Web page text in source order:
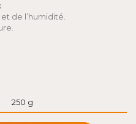
de l’humidité.
250 g